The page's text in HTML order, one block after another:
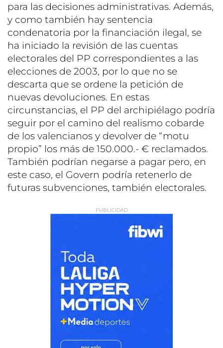
para las decisiones administrativas. Además,
y como también hay sentencia
condenatoria por la financiación ilegal, se
ha iniciado la revisión de las cuentas
electorales del PP correspondientes a las
elecciones de 2003, por lo que no se
descarta que se ordene la petición de
nuevas devoluciones. En estas
circunstancias, el PP del archipiélago podría
seguir por el camino del realismo cobarde
de los valencianos y devolver de “motu
propio” los más de 150.000.- € reclamados.
También podrían negarse a pagar pero, en
este caso, el Govern podría retenerlo de
futuras subvenciones, también electorales.